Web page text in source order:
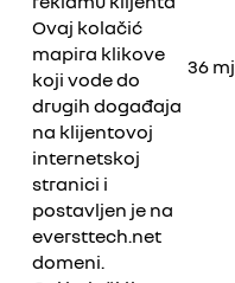
Ovaj kolačić
mapira klikove
koji vode do
drugih događaja
na klijentovoj
internetskoj
stranici i
postavljen je na
eversttech.net
domeni.
36